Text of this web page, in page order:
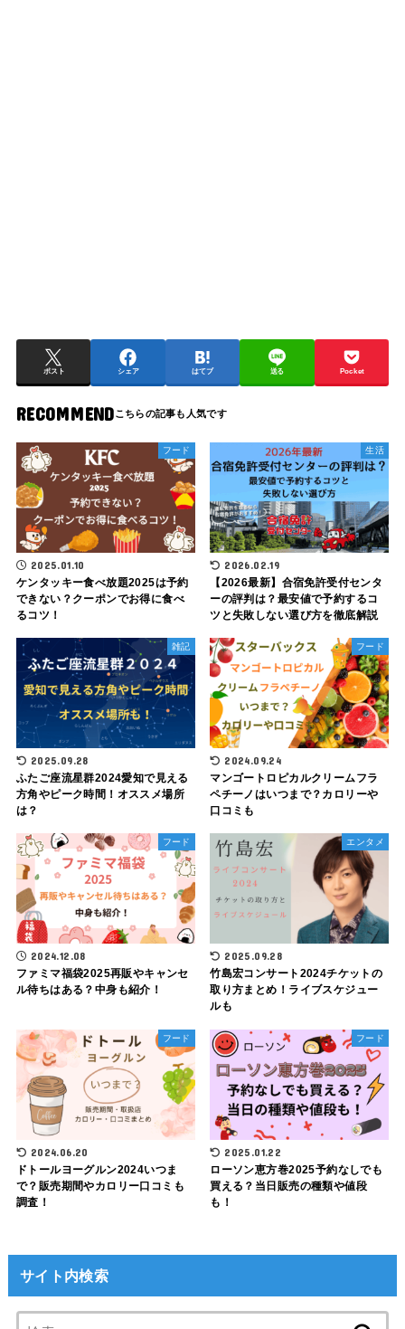
ポスト シェア はてブ 送る Pocket
RECOMMEND
フード
2025.01.10
ケンタッキー食べ放題2025は予約
できない？クーポンでお得に食べ
るコツ！
生活
2026.02.19
【2026最新】合宿免許受付センタ
ーの評判は？最安値で予約するコ
ツと失敗しない選び方を徹底解説
雑記
2025.09.28
ふたご座流星群2024愛知で見える
方角やピーク時間！オススメ場所
は？
フード
2024.09.24
マンゴートロピカルクリームフラ
ペチーノはいつまで？カロリーや
口コミも
フード
2024.12.08
ファミマ福袋2025再販やキャンセ
ル待ちはある？中身も紹介！
エンタメ
2025.09.28
竹島宏コンサート2024チケットの
取り方まとめ！ライブスケジュー
ルも
フード
2024.06.20
ドトールヨーグルン2024いつま
で？販売期間やカロリー口コミも
調査！
フード
2025.01.22
ローソン恵方巻2025予約なしでも
買える？当日販売の種類や値段
も！
サイト内検索